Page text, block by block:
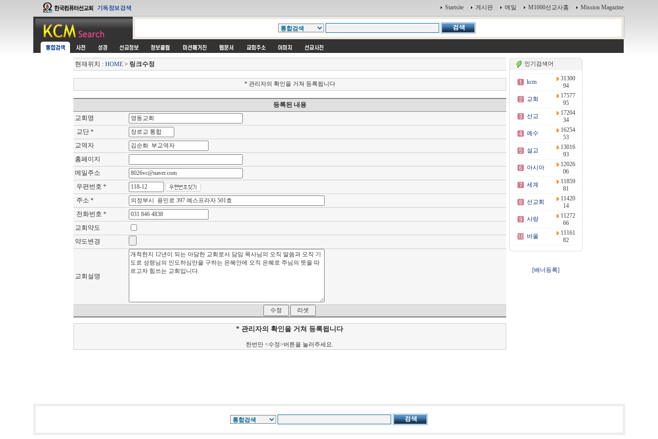
Startsite 게시판 메일 M1000선교사홈 Mission Magazine
현재위치 : HOME> 링크수정
* 관리자의 확인을 거쳐 등록됩니다
등록된 내용
교회명
교단*
교역자
홈페이지
메일주소
우편번호 *
주소 *
전화번호 *
교회약도
약도변경
교회설명
* 관리자의 확인을 거쳐 등록됩니다
한번만 <수정>버튼을 눌러주세요.
인기검색어
kcm
31300
94
교회
17577
95
선교
17204
34
예수
16254
53
설교
13016
93
아시아
12026
06
세계
11859
81
선교회
11420
14
사랑
11272
66
바울
11161
82
[배너등록]